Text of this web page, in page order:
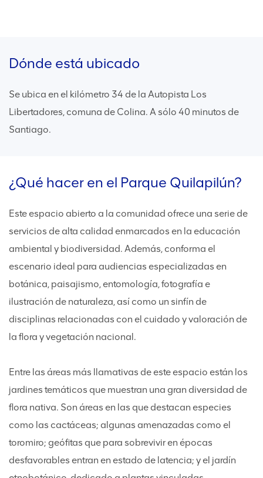
Dónde está ubicado
Se ubica en el kilómetro 34 de la Autopista Los
Libertadores, comuna de Colina. A sólo 40 minutos de
Santiago.
¿Qué hacer en el Parque Quilapilún?
Este espacio abierto a la comunidad ofrece una serie de
servicios de alta calidad enmarcados en la educación
ambiental y biodiversidad. Además, conforma el
escenario ideal para audiencias especializadas en
botánica, paisajismo, entomología, fotografía e
ilustración de naturaleza, así como un sinfín de
disciplinas relacionadas con el cuidado y valoración de
la flora y vegetación nacional.
Entre las áreas más llamativas de este espacio están los
jardines temáticos que muestran una gran diversidad de
flora nativa. Son áreas en las que destacan especies
como las cactáceas; algunas amenazadas como el
toromiro; geófitas que para sobrevivir en épocas
desfavorables entran en estado de latencia; y el jardín